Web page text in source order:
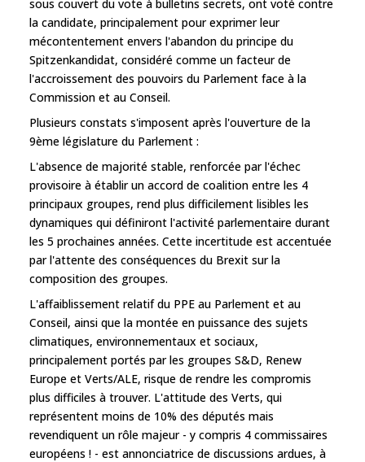
sous couvert du vote à bulletins secrets, ont voté contre
la candidate, principalement pour exprimer leur
mécontentement envers l'abandon du principe du
Spitzenkandidat, considéré comme un facteur de
l'accroissement des pouvoirs du Parlement face à la
Commission et au Conseil.
Plusieurs constats s'imposent après l'ouverture de la
9ème législature du Parlement :
L'absence de majorité stable, renforcée par l'échec
provisoire à établir un accord de coalition entre les 4
principaux groupes, rend plus difficilement lisibles les
dynamiques qui définiront l'activité parlementaire durant
les 5 prochaines années. Cette incertitude est accentuée
par l'attente des conséquences du Brexit sur la
composition des groupes.
L'affaiblissement relatif du PPE au Parlement et au
Conseil, ainsi que la montée en puissance des sujets
climatiques, environnementaux et sociaux,
principalement portés par les groupes S&D, Renew
Europe et Verts/ALE, risque de rendre les compromis
plus difficiles à trouver. L'attitude des Verts, qui
représentent moins de 10% des députés mais
revendiquent un rôle majeur - y compris 4 commissaires
européens ! - est annonciatrice de discussions ardues, à